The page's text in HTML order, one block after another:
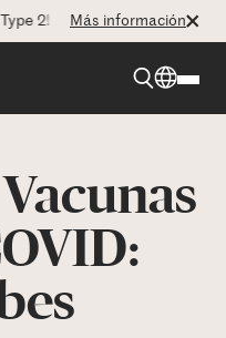
La CEO Deborah Dugan nos
Más información